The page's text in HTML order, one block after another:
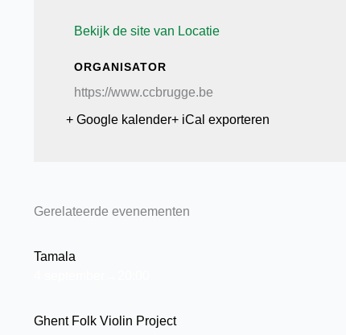
Bekijk de site van Locatie
ORGANISATOR
https://www.ccbrugge.be
+ Google kalender+ iCal exporteren
Gerelateerde evenementen
Tamala
Ghent Folk Violin Project